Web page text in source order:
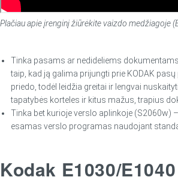
Plačiau apie įrenginį žiūrėkite vaizdo medžiagoje
Tinka pasams ar nedideliems
taip, kad ją galima prijungti prie KODAK
priedo, todėl leidžia greitai ir lengvai
tapatybės korteles ir kitus mažus, trapius
Tinka bet kurioje verslo aplinkoje (S2060w)
esamas verslo programas naudojant
Kodak E1030/